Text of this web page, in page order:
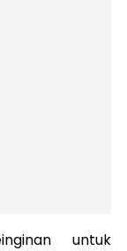
untuk